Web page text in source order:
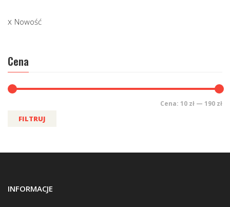
Nowość
Cena
FILTRUJ
Cena: 10 zł — 190 zł
INFORMACJE